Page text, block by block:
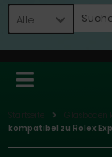
Alle
Startseite Glasboden
kompatibel zu Rolex